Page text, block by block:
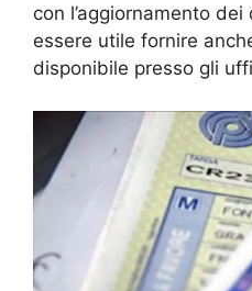
con l’aggiornamento
essere utile fornire
disponibile presso gli